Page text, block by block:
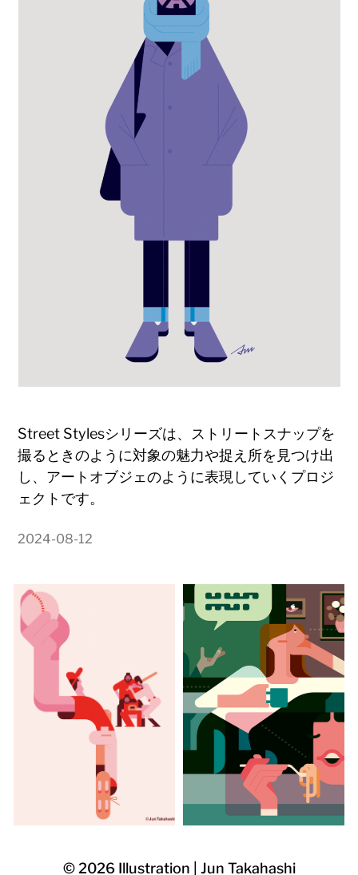
Street Stylesシリーズは、ストリートスナップを
撮るときのように対象の魅力や捉え所を見つけ出
し、アートオブジェのように表現していくプロジ
ェクトです。
2024-08-12
© 2026 Illustration | Jun Takahashi